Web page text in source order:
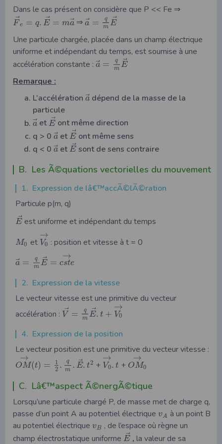
Dans le cas présent on considère que P << Fe ⇒
F e = q. E⃗ = ma ⇒a⃗ =
q
m E⃗
Une particule chargée, placée dans un champ électrique
uniforme et indépendant du temps, est soumise à une
accélération constante : a =
q
m E⃗
Remarque :
L’accélération a dépend de la masse de la
particule
a etE⃗ ont même direction
q > 0 a etE⃗ ont même sens
q < 0 a etE⃗sont de sens contraire
B. Les Ã©quations vectorielles du mouvement
1. Expression de lâ€™accÃ©lÃ©ration
Particule p(m, q)
E⃗ est uniforme et indépendant du temps
M0 et V0
→
: position et vitesse à t = 0
a =
q
m E⃗ = cste
→
2. Expression de la vitesse
Le vecteur vitesse est une primitive du vecteur
accélération : V ⃗ =
q
m E⃗. t + V0
→
4. Expression de la position
Le vecteur position est une primitive du vecteur vitesse :
OM
→
(t) =
1
2 .
q
m . E⃗. t2 + V0
→
. t + OM0
→
C. Lâ€™aspect Ã©nergÃ©tique
Lorsqu’une particule chargé P, de masse met de charge q,
passe d’un point A au potentiel électrique vA
à un point B
au potentiel électrique vB , de l’espace où règne un
champ électrostatique uniforme E⃗ ,la valeur de sa